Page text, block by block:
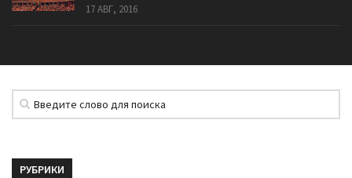
17 АВГ, 2016
РУБРИКИ